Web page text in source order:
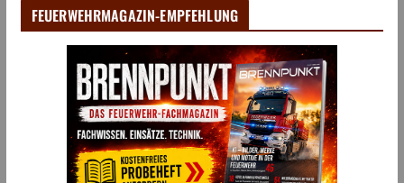
FEUERWEHRMAGAZIN-EMPFEHLUNG